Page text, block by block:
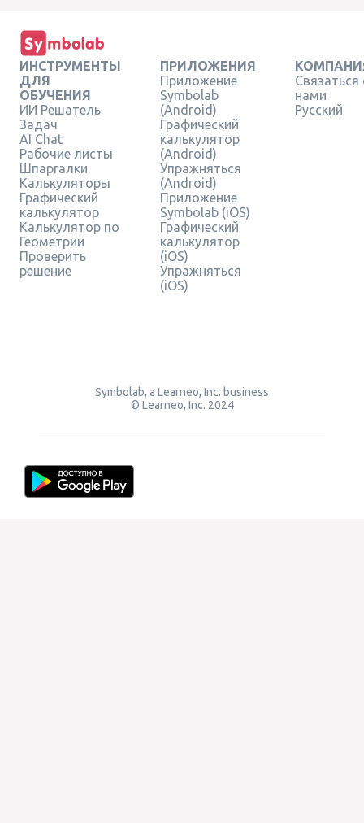
ИНСТРУМЕНТЫ
ДЛЯ
ОБУЧЕНИЯ
ИИ Решатель
Задач
AI Chat
Рабочие листы
Шпаргалки
Калькуляторы
Графический
калькулятор
Калькулятор по
Геометрии
Проверить
решение
ПРИЛОЖЕНИЯ
Приложение
Symbolab
(Android)
Графический
калькулятор
(Android)
Упражняться
(Android)
Приложение
Symbolab (iOS)
Графический
калькулятор
(iOS)
Упражняться
(iOS)
Связаться
нами
Русский
Symbolab, a Learneo, Inc. business
© Learneo, Inc. 2024